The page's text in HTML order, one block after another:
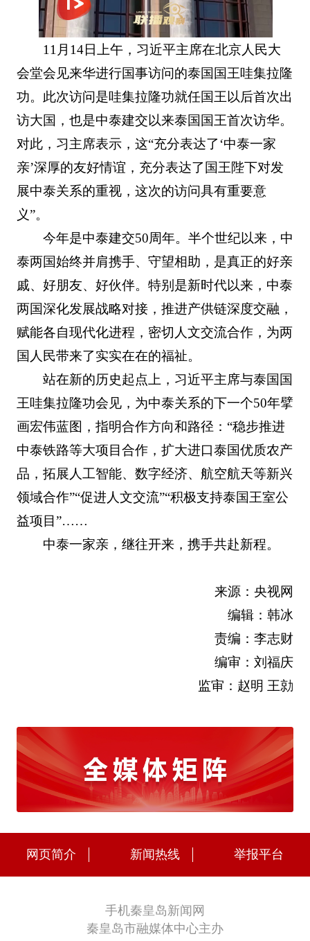
11月14日上午，习近平主席在北京人民大
会堂会见来华进行国事访问的泰国国王哇集拉隆
功。此次访问是哇集拉隆功就任国王以后首次出
访大国，也是中泰建交以来泰国国王首次访华。
对此，习主席表示，这“充分表达了‘中泰一家
亲’深厚的友好情谊，充分表达了国王陛下对发
展中泰关系的重视，这次的访问具有重要意
义”。
今年是中泰建交50周年。半个世纪以来，中
泰两国始终并肩携手、守望相助，是真正的好亲
戚、好朋友、好伙伴。特别是新时代以来，中泰
两国深化发展战略对接，推进产供链深度交融，
赋能各自现代化进程，密切人文交流合作，为两
国人民带来了实实在在的福祉。
站在新的历史起点上，习近平主席与泰国国
王哇集拉隆功会见，为中泰关系的下一个50年擘
画宏伟蓝图，指明合作方向和路径：“稳步推进
中泰铁路等大项目合作，扩大进口泰国优质农产
品，拓展人工智能、数字经济、航空航天等新兴
领域合作”“促进人文交流”“积极支持泰国王室公
益项目”……
中泰一家亲，继往开来，携手共赴新程。
来源：央视网
编辑：韩冰
责编：李志财
编审：刘福庆
监审：赵明 王勍
网页简介 新闻热线 举报平台
手机秦皇岛新闻网
秦皇岛市融媒体中心主办